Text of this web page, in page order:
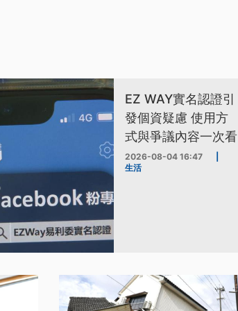
EZ WAY實名認證引
發個資疑慮 使用方
式與爭議內容一次看
2026-08-04 16:47
生活